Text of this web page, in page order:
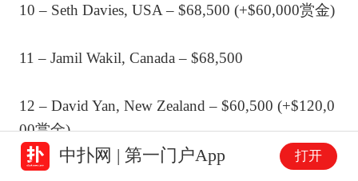
10 – Seth Davies, USA – $68,500 (+$60,000赏金)
11 – Jamil Wakil, Canada – $68,500
12 – David Yan, New Zealand – $60,500 (+$120,0
00赏金)
中扑网 | 第一门户App 打开